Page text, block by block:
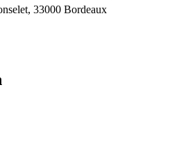
33000 Bordeaux